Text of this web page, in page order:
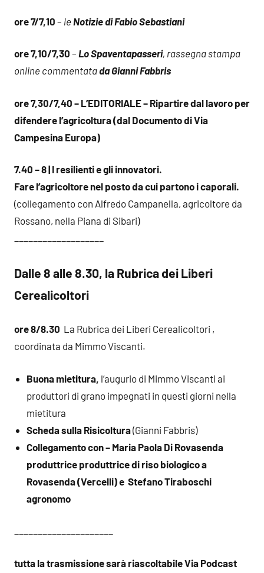
ore 7/7,10 – le Notizie di Fabio Sebastiani
ore 7,10/7,30 – Lo Spaventapasseri, rassegna stampa
online commentatada Gianni Fabbris
ore 7,30/7,40 – L’EDITORIALE – Ripartire dal lavoro per
difendere l’agricoltura (dal Documento di Via
Campesina Europa)
7.40 – 8 | I resilienti e gli innovatori.
Fare l’agricoltore nel posto da cui partono i caporali.
(collegamento con Alfredo Campanella, agricoltore da
Rossano, nella Piana di Sibari)
Dalle 8 alle 8.30, la Rubrica dei Liberi
Cerealicoltori
ore 8/8.30 La Rubrica dei Liberi Cerealicoltori ,
coordinata da Mimmo Viscanti.
Buona mietitura, l’augurio di Mimmo Viscanti ai
produttori di grano impegnati in questi giorni nella
mietitura
Scheda sulla Risicoltura(Gianni Fabbris)
Collegamento con – Maria Paola Di Rovasenda
produttrice produttrice di riso biologico a
Rovasenda (Vercelli) e Stefano Tiraboschi
agronomo
tutta la trasmissione sarà riascoltabile Via Podcast